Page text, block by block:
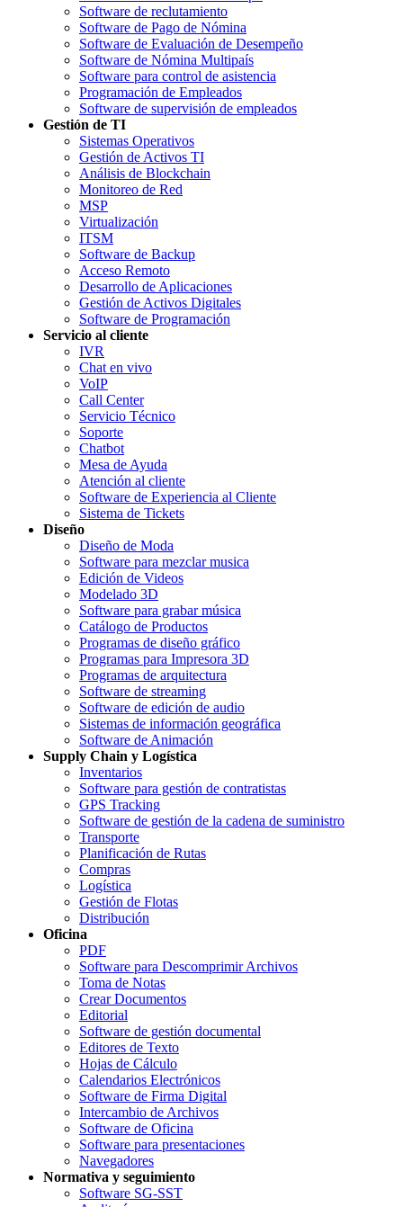
Software de reclutamiento
Software de Pago de Nómina
Software de Evaluación de Desempeño
Software de Nómina Multipaís
Software para control de asistencia
Programación de Empleados
Software de supervisión de empleados
Gestión de TI
Sistemas Operativos
Gestión de Activos TI
Análisis de Blockchain
Monitoreo de Red
MSP
Virtualización
ITSM
Software de Backup
Acceso Remoto
Desarrollo de Aplicaciones
Gestión de Activos Digitales
Software de Programación
Servicio al cliente
IVR
Chat en vivo
VoIP
Call Center
Servicio Técnico
Soporte
Chatbot
Mesa de Ayuda
Atención al cliente
Software de Experiencia al Cliente
Sistema de Tickets
Diseño
Diseño de Moda
Software para mezclar musica
Edición de Videos
Modelado 3D
Software para grabar música
Catálogo de Productos
Programas de diseño gráfico
Programas para Impresora 3D
Programas de arquitectura
Software de streaming
Software de edición de audio
Sistemas de información geográfica
Software de Animación
Supply Chain y Logística
Inventarios
Software para gestión de contratistas
GPS Tracking
Software de gestión de la cadena de suministro
Transporte
Planificación de Rutas
Compras
Logística
Gestión de Flotas
Distribución
Oficina
PDF
Software para Descomprimir Archivos
Toma de Notas
Crear Documentos
Editorial
Software de gestión documental
Editores de Texto
Hojas de Cálculo
Calendarios Electrónicos
Software de Firma Digital
Intercambio de Archivos
Software de Oficina
Software para presentaciones
Navegadores
Normativa y seguimiento
Software SG-SST